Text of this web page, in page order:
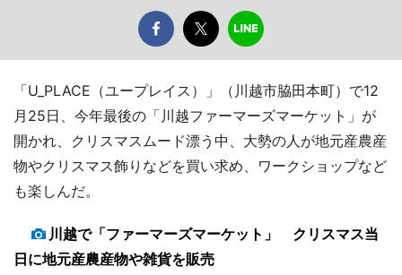
「U_PLACE（ユープレイス）」（川越市脇田本町）で12
月25日、今年最後の「川越ファーマーズマーケット」が
開かれ、クリスマスムード漂う中、大勢の人が地元産農産
物やクリスマス飾りなどを買い求め、ワークショップなど
も楽しんだ。
川越で「ファーマーズマーケット」 クリスマス当
日に地元産農産物や雑貨を販売